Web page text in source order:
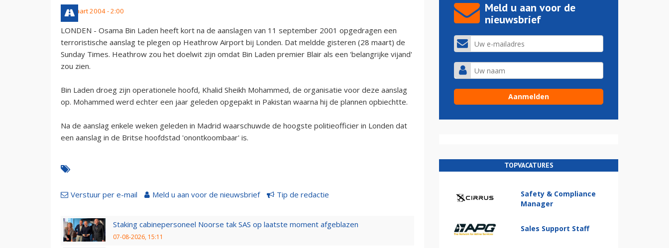
29 maart 2004 - 2:00
LONDEN - Osama Bin Laden heeft kort na de aanslagen van 11 september 2001 opgedragen een
terroristische aanslag te plegen op Heathrow Airport bij Londen. Dat meldde gisteren (28 maart) de
Sunday Times. Heathrow zou het doelwit zijn omdat Bin Laden premier Blair als een 'belangrijke vijand'
zou zien.
Bin Laden droeg zijn operationele hoofd, Khalid Sheikh Mohammed, de organisatie voor deze aanslag
op. Mohammed werd echter een jaar geleden opgepakt in Pakistan waarna hij de plannen opbiechtte.
Na de aanslag enkele weken geleden in Madrid waarschuwde de hoogste politieofficier in Londen dat
een aanslag in de Britse hoofdstad 'onontkoombaar' is.
Verstuur per e-mail Meld u aan voor de nieuwsbrief Tip de redactie
Staking cabinepersoneel Noorse tak SAS op laatste moment afgeblazen
07-08-2026, 15:11
Meld u aan voor de
nieuwsbrief
TOPVACATURES
Safety & Compliance
Manager
Sales Support Staff